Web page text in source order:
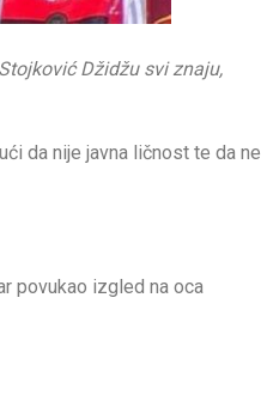
Džidžu svi znaju,
da nije javna ličnost te da ne
povukao izgled na oca